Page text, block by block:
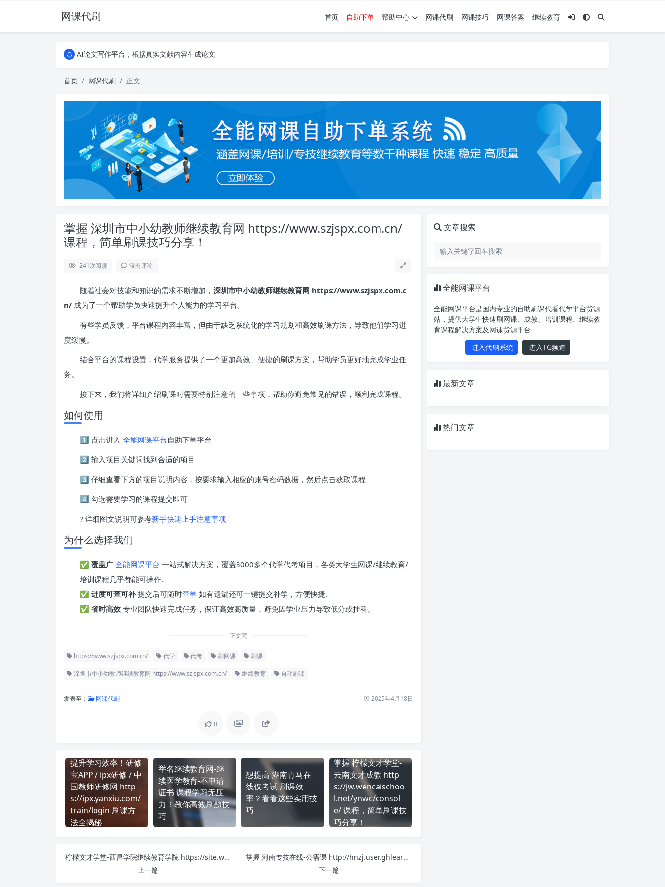
网课代刷 首页 自助下单 帮助中心 网课代刷 网课技巧 网课答案 继续教育
AI论文写作平台，根据真实文献内容生成论文
全能网课平台，大学生网课、成教、培训、继续教育。现已接入代刷代考项目3000+
全能网课平台，大学生网课、成教、培训、继续教育。现已接入代刷代考项目3000+
首页 网课代刷 正文
掌握 深圳市中小幼教师继续教育网 https://www.szjspx.com.cn/
课程，简单刷课技巧分享！
241次阅读 没有评论
随着社会对技能和知识的需求不断增加， 深圳市中小幼教师继续教育网 https://www.szjspx.com.c
n/ 成为了一个帮助学员快速提升个人能力的学习平台。
有些学员反馈，平台课程内容丰富，但由于缺乏系统化的学习规划和高效刷课方法，导致他们学习进
度缓慢。
结合平台的课程设置，代学服务提供了一个更加高效、便捷的刷课方案，帮助学员更好地完成学业任
务。
接下来，我们将详细介绍刷课时需要特别注意的一些事项，帮助你避免常见的错误，顺利完成课程。
如何使用
1️⃣ 点击进入 全能网课平台自助下单平台
2️⃣ 输入项目关键词找到合适的项目
3️⃣ 仔细查看下方的项目说明内容，按要求输入相应的账号密码数据，然后点击获取课程
4️⃣ 勾选需要学习的课程提交即可
? 详细图文说明可参考新手快速上手注意事项
为什么选择我们
✅ 覆盖广 全能网课平台 一站式解决方案，覆盖3000多个代学代考项目，各类大学生网课/继续教育/
培训课程几乎都能可操作.
✅ 进度可查可补提交后可随时查单 如有遗漏还可一键提交补学，方便快捷.
✅ 省时高效 专业团队快速完成任务，保证高效高质量，避免因学业压力导致低分或挂科。
正文完
https://www.szjspx.com.cn/ 代学 代考 刷网课 刷课
深圳市中小幼教师继续教育网 https://www.szjspx.com.cn/ 继续教育 自动刷课
发表至： 网课代刷 2025年4月18日
0
提升学习效率！研修
宝APP / ipx研修 / 中
国教师研修网 http
s://ipx.yanxiu.com/
train/login 刷课方
法全揭秘
举名继续教育网-继
续医学教育-不申请
证书 课程学习无压
力！教你高效刷题技
巧
想提高 湖南青马在
线仅考试 刷课效
率？看看这些实用技
巧
掌握 柠檬文才学堂-
云南文才成教 http
s://jw.wencaischoo
l.net/ynwc/consol
e/ 课程，简单刷课技
巧分享！
柠檬文才学堂-西昌学院继续教育学院 https://site.wencaischool.net/xcxy/console/ 刷课也能轻松过！简单技巧大公开
上一篇
掌握 河南专技在线-公需课 http://hnzj.user.ghlearning.com/login 课程，简单刷课技巧分享！
下一篇
文章搜索
全能网课平台
全能网课平台是国内专业的自助刷课代看代学平台货源
站，提供大学生快速刷网课、成教、培训课程、继续教
育课程解决方案及网课货源平台
进入代刷系统
进入TG频道
最新文章
热门文章